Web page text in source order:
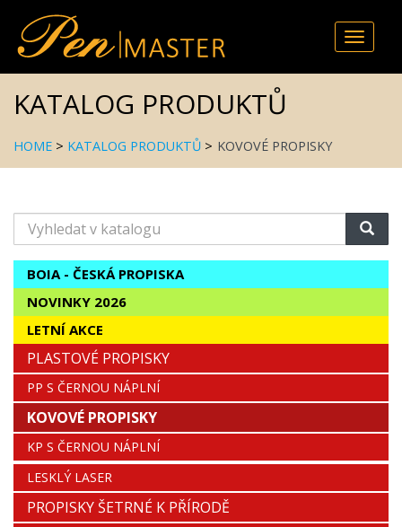
Toggle
KATALOG PRODUKTŮ
HOME > KATALOG PRODUKTŮ > KOVOVÉ PROPISKY
Vyhledat
v
katalogu
BOIA - ČESKÁ PROPISKA
NOVINKY 2026
LETNÍ AKCE
PLASTOVÉ PROPISKY
PP S ČERNOU NÁPLNÍ
KOVOVÉ PROPISKY
KP S ČERNOU NÁPLNÍ
LESKLÝ LASER
PROPISKY ŠETRNÉ K PŘÍRODĚ